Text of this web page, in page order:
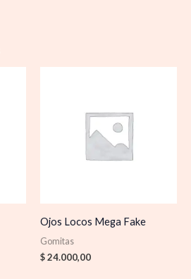
Ojos Locos Mega Fake
Gomitas
$24.000,00